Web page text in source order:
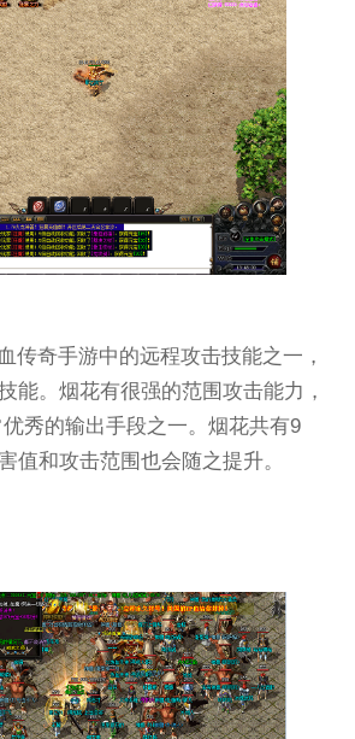
传奇手游中的远程攻击技能之一，
能。烟花有很强的范围攻击能力，
秀的输出手段之一。烟花共有9
值和攻击范围也会随之提升。